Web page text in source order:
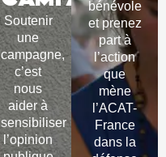
Soutenir
une
campagne,
c’est
nous
aider à
sensibiliser
l’opinion
bénévole
et prenez
part à
l’action
que
mène
l’ACAT-
France
dans la